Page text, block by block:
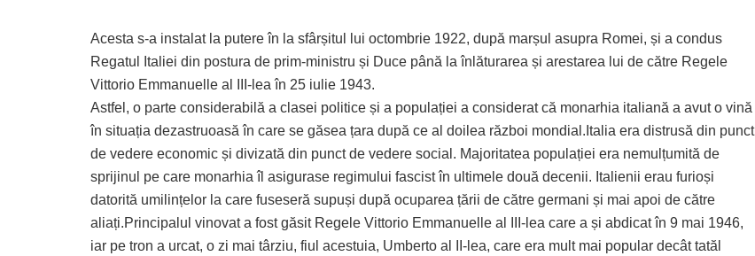
Acesta s-a instalat la putere în la sfârșitul lui octombrie 1922, după marșul asupra Romei, și a condus
Regatul Italiei din postura de prim-ministru și Duce până la înlăturarea și arestarea lui de către Regele
Vittorio Emmanuelle al III-lea în 25 iulie 1943.
Astfel, o parte considerabilă a clasei politice și a populației a considerat că monarhia italiană a avut o vină
în situația dezastruoasă în care se găsea țara după ce al doilea război mondial.Italia era distrusă din punct
de vedere economic și divizată din punct de vedere social. Majoritatea populației era nemulțumită de
sprijinul pe care monarhia îl asigurase regimului fascist în ultimele două decenii. Italienii erau furioși
datorită umilințelor la care fuseseră supuși după ocuparea țării de către germani și mai apoi de către
aliați.Principalul vinovat a fost găsit Regele Vittorio Emmanuelle al III-lea care a și abdicat în 9 mai 1946,
iar pe tron a urcat, o zi mai târziu, fiul acestuia, Umberto al II-lea, care era mult mai popular decât tatăl